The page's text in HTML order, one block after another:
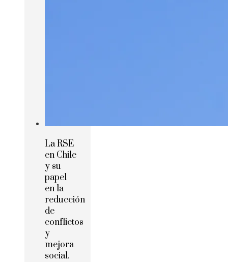
La RSE
en Chile
y su
papel
en la
reducción
de
conflictos
y
mejora
social.